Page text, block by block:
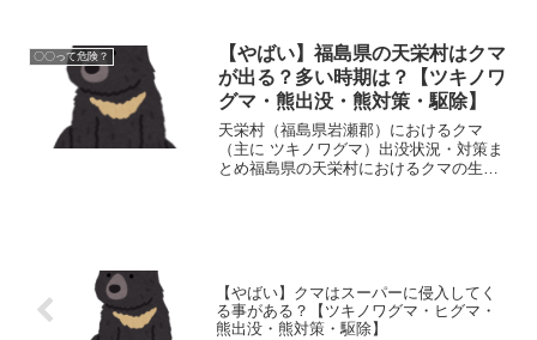
〇〇って危険？
【やばい】福島県の天栄村はクマ
が出る？多い時期は？【ツキノワ
グマ・熊出没・熊対策・駆除】
天栄村（福島県岩瀬郡）におけるクマ
（主に ツキノワグマ）出没状況・対策ま
とめ福島県の天栄村におけるクマの生
【やばい】クマはスーパーに侵入してく
る事がある？【ツキノワグマ・ヒグマ・
熊出没・熊対策・駆除】